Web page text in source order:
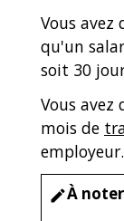
Vous avez
qu'un
soit 30
Vous avez
mois de
employeur.
editÀ noter